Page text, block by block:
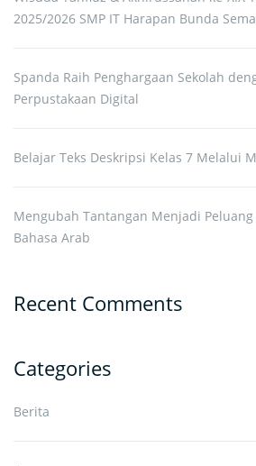
2025/2026 SMP IT Harapan Bunda
Spanda Raih Penghargaan Sekolah
Perpustakaan Digital
Belajar Teks Deskripsi Kelas 7 Melalui
Mengubah Tantangan Menjadi
Bahasa Arab
Recent Comments
Categories
Berita